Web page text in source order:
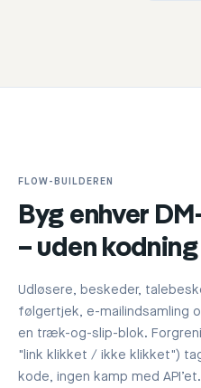
FLOW-BUILDEREN
Byg enhver
– uden kodning
Udløsere, beskeder,
følgertjek, e-mailindsamling
en træk-og-slip-blok.
"link klikket / ikke klikket")
kode, ingen kamp med API’et.